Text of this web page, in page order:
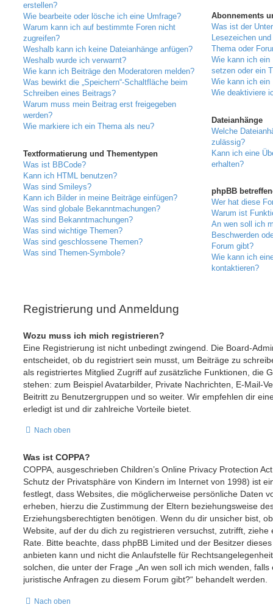
erstellen?
Wie bearbeite oder lösche ich eine Umfrage?
Warum kann ich auf bestimmte Foren nicht
zugreifen?
Weshalb kann ich keine Dateianhänge anfügen?
Weshalb wurde ich verwarnt?
Wie kann ich Beiträge den Moderatoren melden?
Was bewirkt die „Speichern“-Schaltfläche beim
Schreiben eines Beitrags?
Warum muss mein Beitrag erst freigegeben
werden?
Wie markiere ich ein Thema als neu?
Textformatierung und Thementypen
Was ist BBCode?
Kann ich HTML benutzen?
Was sind Smileys?
Kann ich Bilder in meine Beiträge einfügen?
Was sind globale Bekanntmachungen?
Was sind Bekanntmachungen?
Was sind wichtige Themen?
Was sind geschlossene Themen?
Was sind Themen-Symbole?
Abonnements
Was ist der
Lesezeichen
Thema oder
Wie kann ich ein
setzen oder ein
Wie kann ich ein
Wie deaktiviere
Dateianhänge
Welche
zulässig?
Kann ich eine
erhalten?
phpBB
Wer hat diese
Warum ist
An wen soll ich
Beschwerden
Forum gibt?
Wie kann ich
kontaktieren?
Registrierung und Anmeldung
Wozu muss ich mich registrieren?
Eine Registrierung ist nicht unbedingt zwingend. Die Board-
entscheidet, ob du registriert sein musst, um Beiträge zu
als registriertes Mitglied Zugriff auf zusätzliche Funktionen, die
stehen: zum Beispiel Avatarbilder, Private Nachrichten, E-Mail-
Beitritt zu Benutzergruppen und so weiter. Wir empfehlen dir
erledigt ist und dir zahlreiche Vorteile bietet.
Nach oben
Was ist COPPA?
COPPA, ausgeschrieben Children’s Online Privacy Protection
Schutz der Privatsphäre von Kindern im Internet von 1998) ist
festlegt, dass Websites, die möglicherweise persönliche Daten
erheben, hierzu die Zustimmung der Eltern beziehungsweise
Erziehungsberechtigten benötigen. Wenn du dir unsicher bist,
Website, auf der du dich zu registrieren versuchst, zutrifft, ziehe
Rate. Bitte beachte, dass phpBB Limited und der Besitzer
anbieten kann und nicht die Anlaufstelle für
solchen, die unter der Frage „An wen soll ich mich wenden,
juristische Anfragen zu diesem Forum gibt?“ behandelt werden.
Nach oben